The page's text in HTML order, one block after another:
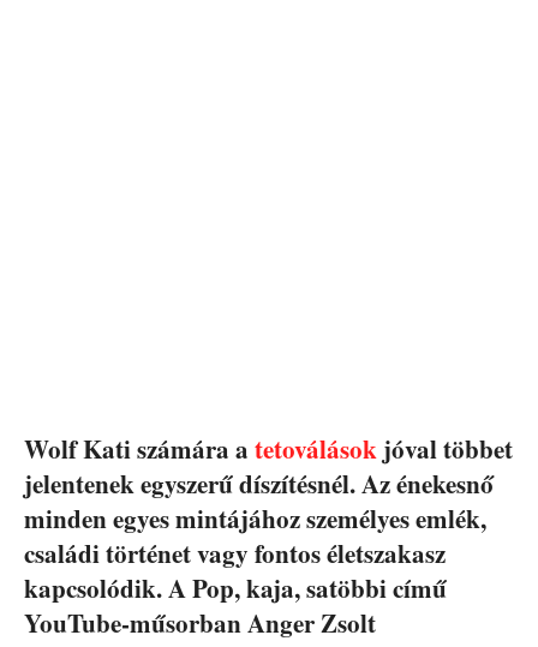
Wolf Kati számára a tetoválások jóval többet
jelentenek egyszerű díszítésnél. Az énekesnő
minden egyes mintájához személyes emlék,
családi történet vagy fontos életszakasz
kapcsolódik. A Pop, kaja, satöbbi című
YouTube-műsorban Anger Zsolt